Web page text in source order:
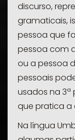
discurso,
gramaticais,
pessoa que
pessoa com
ou a pessoa
pessoais
usados na
que pratica a
Na língua